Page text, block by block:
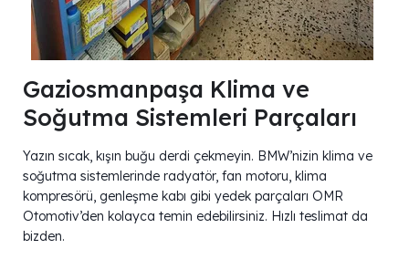
Gaziosmanpaşa Klima ve
Soğutma Sistemleri Parçaları
Yazın sıcak, kışın buğu derdi çekmeyin. BMW’nizin klima ve
soğutma sistemlerinde radyatör, fan motoru, klima
kompresörü, genleşme kabı gibi yedek parçaları OMR
Otomotiv’den kolayca temin edebilirsiniz. Hızlı teslimat da
bizden.